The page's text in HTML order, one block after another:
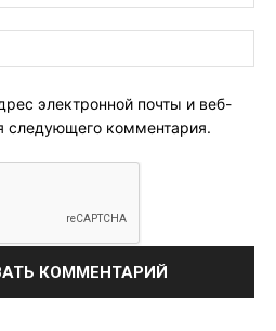
электронной почты и веб-
следующего комментария.